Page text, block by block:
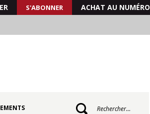
S'ABONNER ACHAT AU NUMÉRO